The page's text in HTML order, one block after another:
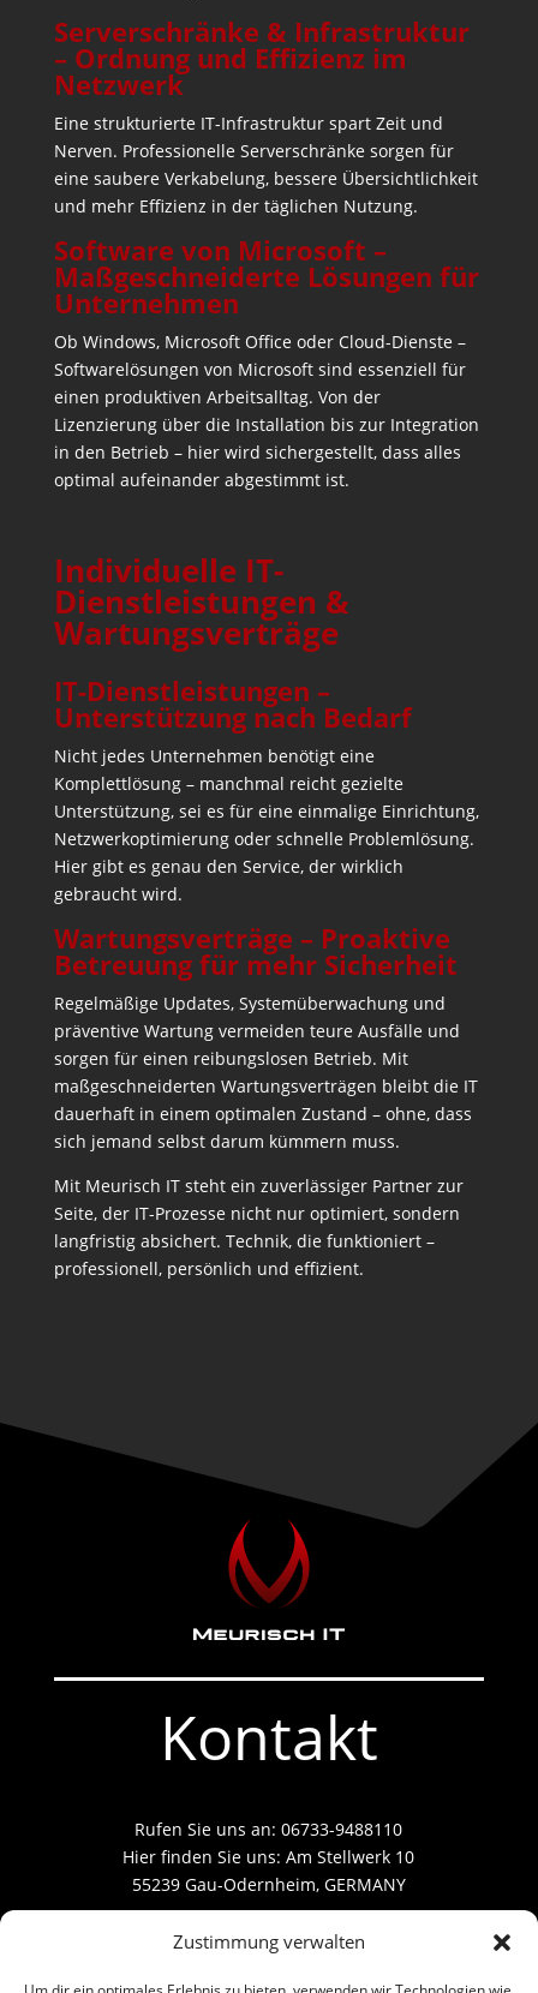
Zustimmung verwalten
Serverschränke & Infrastruktur
– Ordnung und Effizienz im
Netzwerk
Eine strukturierte IT-Infrastruktur spart Zeit und
Nerven. Professionelle Serverschränke sorgen für
eine saubere Verkabelung, bessere Übersichtlichkeit
und mehr Effizienz in der täglichen Nutzung.
Software von Microsoft –
Maßgeschneiderte Lösungen für
Unternehmen
Ob Windows, Microsoft Office oder Cloud-Dienste –
Softwarelösungen von Microsoft sind essenziell für
einen produktiven Arbeitsalltag. Von der
Lizenzierung über die Installation bis zur Integration
in den Betrieb – hier wird sichergestellt, dass alles
optimal aufeinander abgestimmt ist.
Individuelle IT-
Dienstleistungen &
Wartungsverträge
IT-Dienstleistungen –
Unterstützung nach Bedarf
Nicht jedes Unternehmen benötigt eine
Komplettlösung – manchmal reicht gezielte
Unterstützung, sei es für eine einmalige Einrichtung,
Netzwerkoptimierung oder schnelle Problemlösung.
Hier gibt es genau den Service, der wirklich
gebraucht wird.
Wartungsverträge – Proaktive
Betreuung für mehr Sicherheit
Regelmäßige Updates, Systemüberwachung und
präventive Wartung vermeiden teure Ausfälle und
sorgen für einen reibungslosen Betrieb. Mit
maßgeschneiderten Wartungsverträgen bleibt die IT
dauerhaft in einem optimalen Zustand – ohne, dass
sich jemand selbst darum kümmern muss.
Mit Meurisch IT steht ein zuverlässiger Partner zur
Seite, der IT-Prozesse nicht nur optimiert, sondern
langfristig absichert. Technik, die funktioniert –
professionell, persönlich und effizient.
Kontakt
Rufen Sie uns an: 06733-9488110
Hier finden Sie uns: Am Stellwerk 10
55239 Gau-Odernheim, GERMANY